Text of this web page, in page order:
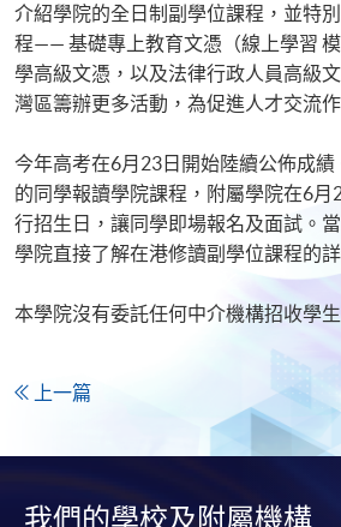
介紹學院的全日制副學位課程，並特
程—— 基礎專上教育文憑（線上學習
學高級文憑，以及法律行政人員高級
灣區籌辦更多活動，為促進人才交流
今年高考在6月23日開始陸續公佈成
的同學報讀學院課程，附屬學院在6月
行招生日，讓同學即場報名及面試。
學院直接了解在港修讀副學位課程的
本學院沒有委託任何中介機構招收學生
上一篇
我們的學校及附屬機構